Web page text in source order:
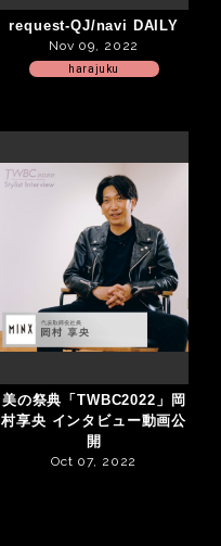
request-QJ/navi DAILY
Nov 09, 2022
harajuku
美の祭典「TWBC2022」岡
村享央 インタビュー動画公
開
Oct 07, 2022